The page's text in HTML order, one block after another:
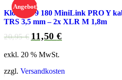
Angebot!
Klotz KY9 180 MiniLink PRO Y
TRS 3,5 mm – 2x XLR M 1,8m
20,95€ Ursprünglicher
war:
20,95 €
11,50€Aktueller
11,50 €.
exkl. 20 % MwSt.
zzgl. Versandkosten